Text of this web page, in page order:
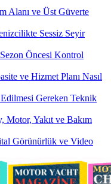
Alanı ve Üst Güverte
Sessiz Seyir
Öncesi Kontrol
ve Hizmet Planı Nasıl
Gereken Teknik
Motor, Yakıt ve Bakım
Görünürlük ve Video